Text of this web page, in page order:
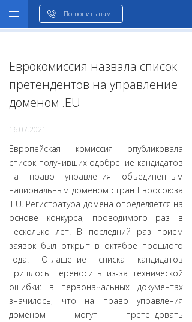
Позвонить нам
Еврокомиссия назвала список
претендентов на управление
доменом .EU
16.07.2021
Европейская комиссия опубликовала
список получивших одобрение кандидатов
на право управления объединенным
национальным доменом стран Евросоюза
.EU. Регистратура домена определяется на
основе конкурса, проводимого раз в
несколько лет. В последний раз прием
заявок был открыт в октябре прошлого
года. Оглашение списка кандидатов
пришлось переносить из-за технической
ошибки: в первоначальных документах
значилось, что на право управления
доменом могут претендовать